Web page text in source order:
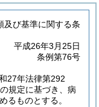
及び基準に関する条
平成26年3月25日
条例第76号
27年法律第292
規定に基づき、病
るものとする。